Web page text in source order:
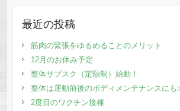
最近の投稿
筋肉の緊張をゆるめることのメリット
12月のお休み予定
整体サブスク（定額制）始動！
整体は運動前後のボディメンテナンスにも
2度目のワクチン接種